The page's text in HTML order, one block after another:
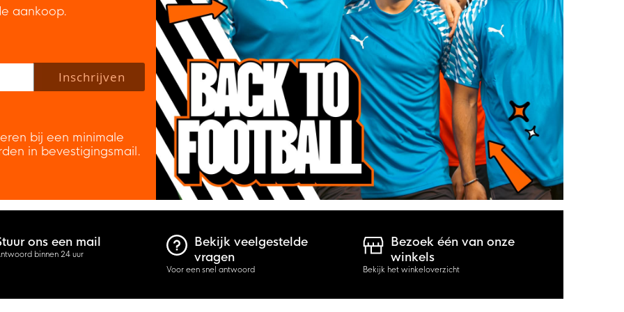
aankoop.
policy to subscribe to our newsletter.
Inschrijven
bij een minimale
in bevestigingsmail.
ons een mail
binnen 24 uur
Bekijk veelgestelde
vragen
Voor een snel antwoord
Bezoek één van onze
winkels
Bekijk het winkeloverzicht